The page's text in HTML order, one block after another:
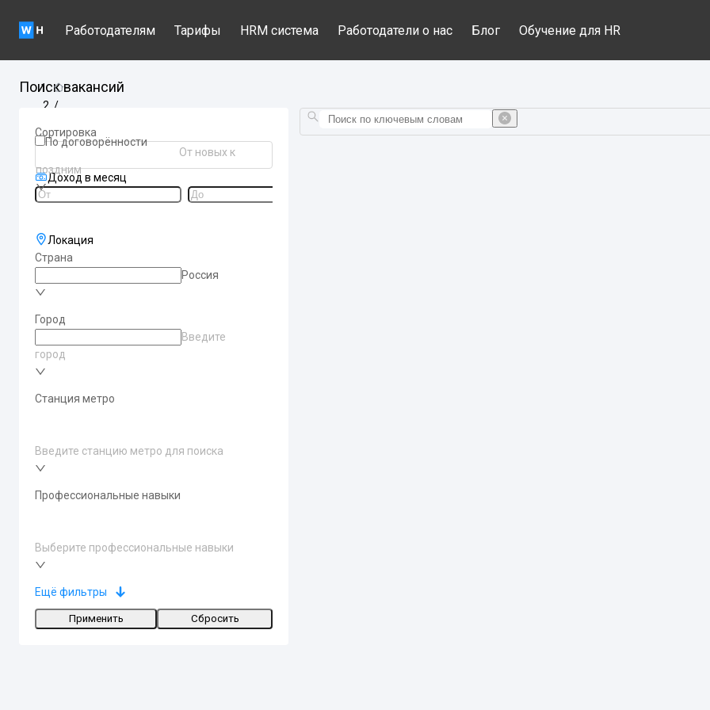
Работодателям Тарифы HRM система Работодатели о нас Блог Обучение для HR
/
/
/
Поиск вакансий
Сортировка
От новых к
поздним
Доход в месяц
По договорённости
Локация
Страна
Россия
Город
Введите
город
Станция метро
Введите станцию метро для поиска
Профессиональные навыки
Выберите профессиональные навыки
Ещё фильтры
Применить Сбросить